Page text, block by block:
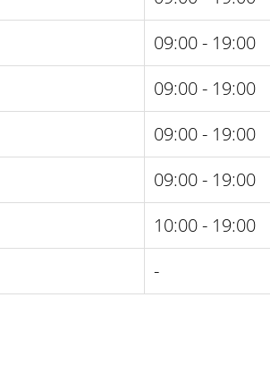
09:00 - 19:00
09:00 - 19:00
09:00 - 19:00
09:00 - 19:00
10:00 - 19:00
-